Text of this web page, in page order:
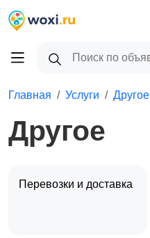
Главная Услуги Другое
Другое
Перевозки и доставка